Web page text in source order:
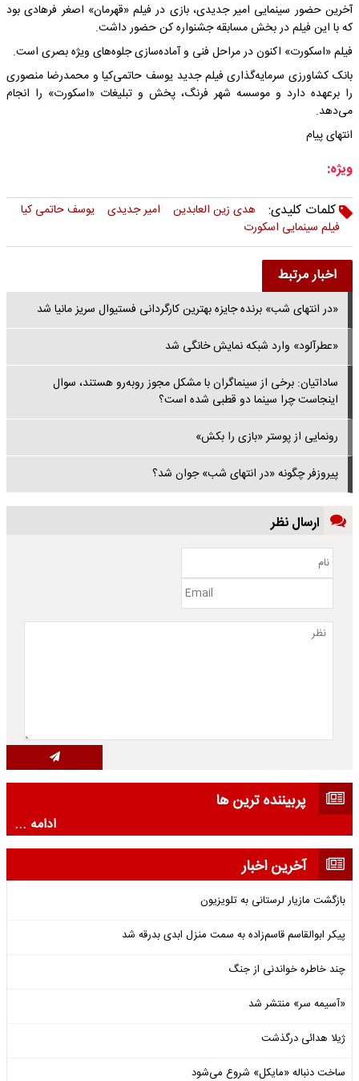
آخرین حضور سینمایی امیر جدیدی، بازی در فیلم «قهرمان» اصغر فرهادی بود
که با این فیلم در بخش مسابقه جشنواره کن حضور داشت.
فیلم «اسکورت» اکنون در مراحل فنی و آماده‌سازی جلوه‌های ویژه بصری است.
بانک کشاورزی سرمایه‌گذاری فیلم جدید یوسف حاتمی‌کیا و محمدرضا منصوری
را برعهده دارد و موسسه شهر فرنگ، پخش و تبلیغات «اسکورت» را انجام
می‌دهد.
انتهای پیام
ویژه:
کلمات کلیدی:
هدی زین العابدین امیر جدیدی
یوسف حاتمی کیا
فیلم سینمایی اسکورت
اخبار مرتبط
«در انتهای شب» برنده جایزه بهترین کارگردانی فستیوال سریز مانیا شد
«عطرآلود» وارد شبکه نمایش خانگی شد
ساداتیان: برخی از سینماگران با مشکل مجوز روبه‌رو هستند، سوال
اینجاست چرا سینما دو قطبی شده است؟
رونمایی از پوستر «بازی را بکش»
پیروزفر چگونه «در انتهای شب» جوان شد؟
ارسال نظر
پربیننده ترین ها
ادامه ...
آخرین اخبار
بازگشت مازیار لرستانی به تلویزیون
پیکر ابوالقاسم قاسم‌زاده به سمت منزل ابدی بدرقه شد
چند خاطره خواندنی از جنگ
«آسیمه سر» منتشر شد
ژیلا هدائی درگذشت
ساخت دنباله «مایکل» شروع می‌شود